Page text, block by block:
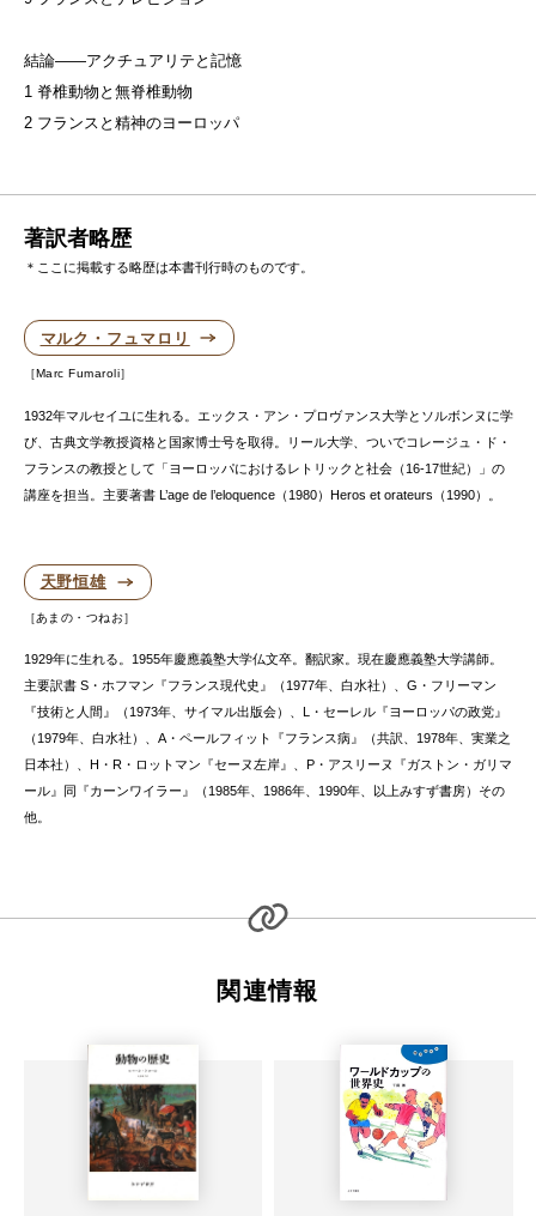
結論——アクチュアリテと記憶
1 脊椎動物と無脊椎動物
2 フランスと精神のヨーロッパ
著訳者略歴
＊ここに掲載する略歴は本書刊行時のものです。
マルク・フュマロリ
Marc Fumaroli
1932年マルセイユに生れる。エックス・アン・プロヴァンス大学とソルボンヌに学
び、古典文学教授資格と国家博士号を取得。リール大学、ついでコレージュ・ド・
フランスの教授として「ヨーロッパにおけるレトリックと社会（16-17世紀）」の
講座を担当。主要著書 L’age de l’eloquence（1980）Heros et orateurs（1990）。
天野恒雄
あまの・つねお
1929年に生れる。1955年慶應義塾大学仏文卒。翻訳家。現在慶應義塾大学講師。
主要訳書 S・ホフマン『フランス現代史』（1977年、白水社）、G・フリーマン
『技術と人間』（1973年、サイマル出版会）、L・セーレル『ヨーロッパの政党』
（1979年、白水社）、A・ペールフィット『フランス病』（共訳、1978年、実業之
日本社）、H・R・ロットマン『セーヌ左岸』、P・アスリーヌ『ガストン・ガリマ
ール』同『カーンワイラー』（1985年、1986年、1990年、以上みすず書房）その
他。
関連情報